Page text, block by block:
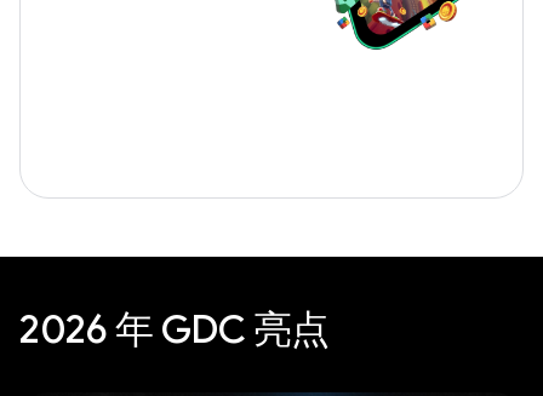
2026 年 GDC 亮点